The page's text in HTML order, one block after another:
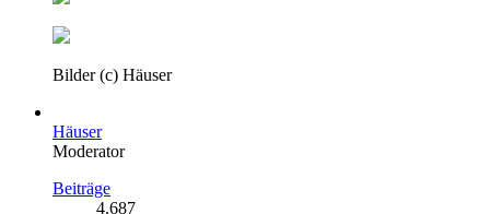
Bilder (c) Häuser
Häuser
Moderator
Beiträge
4.687